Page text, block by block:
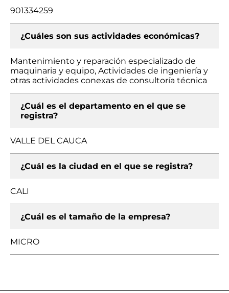
901334259
¿Cuáles son sus actividades económicas?
Mantenimiento y reparación especializado de
maquinaria y equipo, Actividades de ingeniería y
otras actividades conexas de consultoría técnica
¿Cuál es el departamento en el que se
registra?
VALLE DEL CAUCA
¿Cuál es la ciudad en el que se registra?
CALI
¿Cuál es el tamaño de la empresa?
MICRO